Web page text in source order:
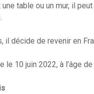
table ou un mur, il
il décide de revenir en
le 10 juin 2022, à l’âge de